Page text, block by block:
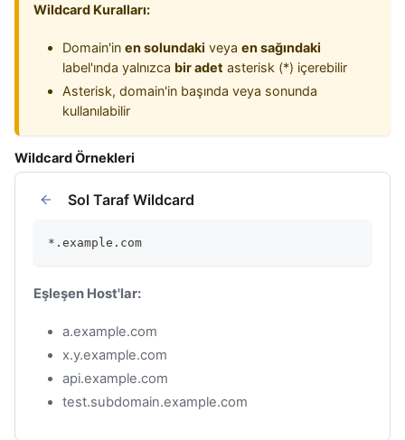
Wildcard Kuralları:
Domain'in en solundaki veya en sağındaki
label'ında yalnızca bir adet asterisk (*) içerebilir
Asterisk, domain'in başında veya sonunda
kullanılabilir
Wildcard Örnekleri
Sol Taraf Wildcard
*.example.com
Eşleşen Host'lar:
a.example.com
x.y.example.com
api.example.com
test.subdomain.example.com